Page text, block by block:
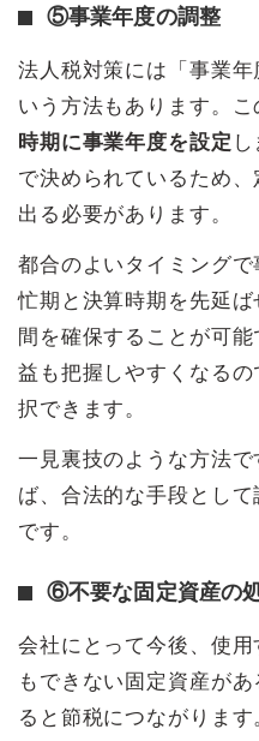
⑤事業年度の調整
法人税対策には「事業
いう方法もあります。こ
時期に事業年度を設定
で決められているため
出る必要があります。
都合のよいタイミング
忙期と決算時期を先延
間を確保することが可
益も把握しやすくなる
択できます。
一見裏技のような方法
ば、合法的な手段とし
です。
⑥不要な固定資産の
会社にとって今後、使
もできない固定資産が
ると節税につながりま